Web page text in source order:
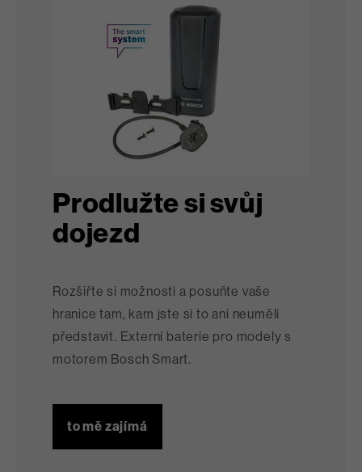
Prodlužte si svůj
dojezd
Rozšiřte si možnosti a posuňte vaše
hranice tam, kam jste si to ani neuměli
představit. Externí baterie pro modely s
motorem Bosch Smart.
to mě zajímá